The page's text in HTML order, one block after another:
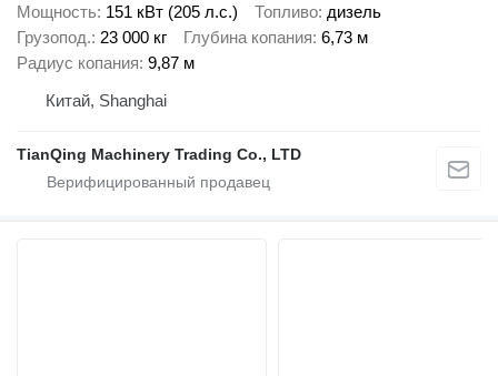
Мощность 151 кВт (205 л.с.) Топливо дизель
Грузопод. 23 000 кг Глубина копания 6,73 м
Радиус копания 9,87 м
Китай, Shanghai
TianQing Machinery Trading Co., LTD